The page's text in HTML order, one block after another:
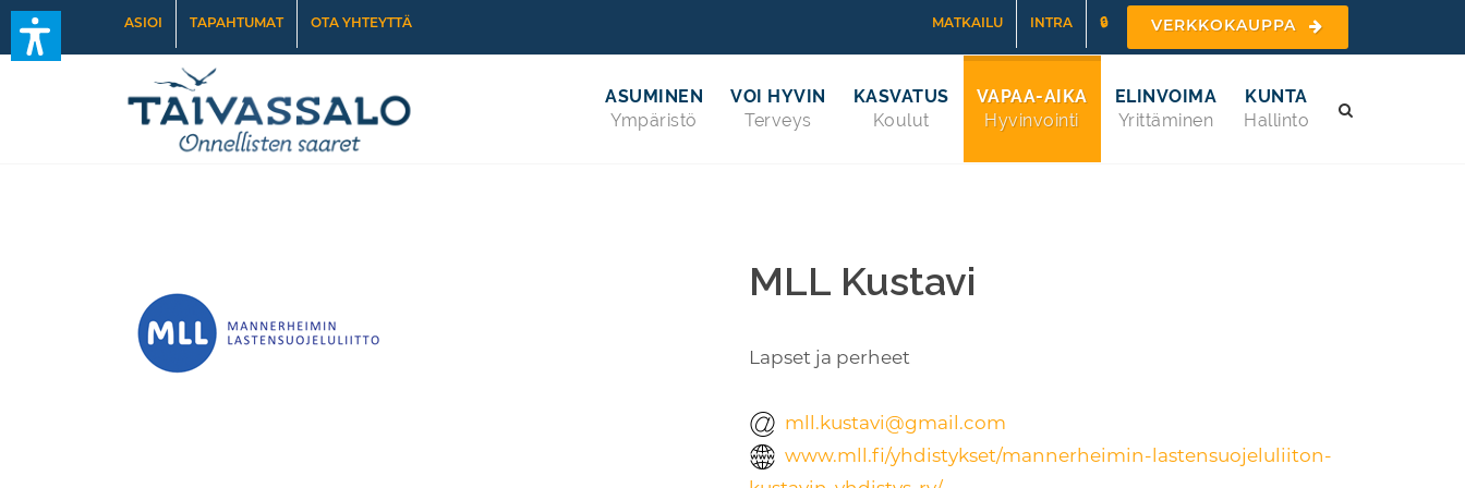
ASIOI TAPAHTUMAT OTA YHTEYTTÄ MATKAILU INTRA 🔒 VERKKOKAUPPA
ASUMINEN
Ympäristö
VOI HYVIN
Terveys
KASVATUS
Koulut
VAPAA-AIKA
Hyvinvointi
ELINVOIMA
Yrittäminen
KUNTA
Hallinto
MLL Kustavi
Lapset ja perheet
mll.kustavi@gmail.com
www.mll.fi/yhdistykset/mannerheimin-lastensuojeluliiton-